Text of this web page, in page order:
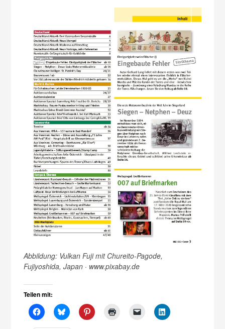
Abbildung: Vulkan Fuji mit Chureito-Pagode,
Fujiyoshida, Japan · www.pixabay.de
Teilen mit: